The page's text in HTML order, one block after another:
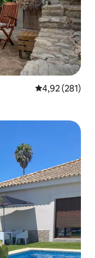
Prosječna
4,92 (281)